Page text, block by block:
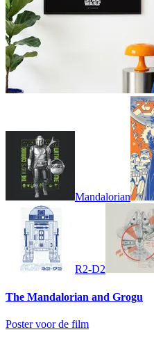
Mandalorian
R2-D2
The Mandalorian and Grogu
Poster voor de film